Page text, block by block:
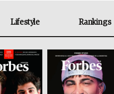
Lifestyle Rankings